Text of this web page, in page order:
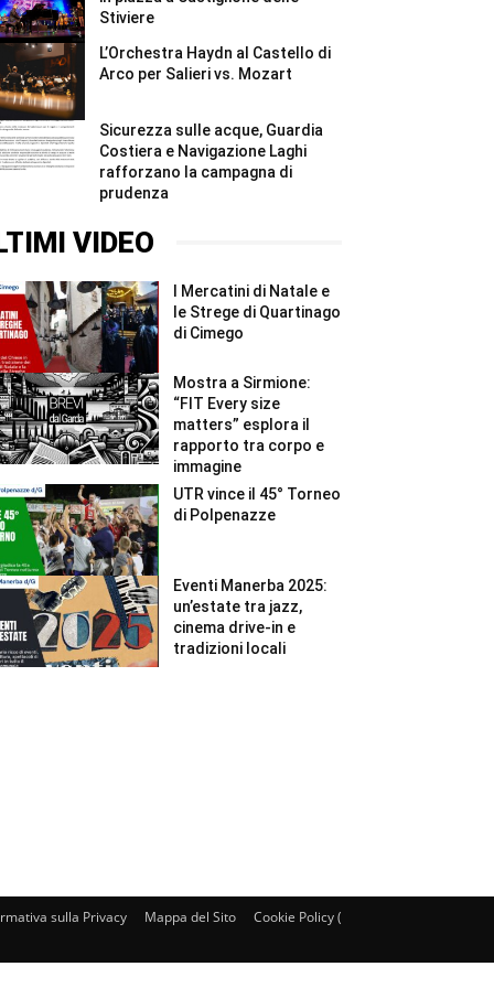
Stiviere
L’Orchestra Haydn al Castello di
Arco per Salieri vs. Mozart
Sicurezza sulle acque, Guardia
Costiera e Navigazione Laghi
rafforzano la campagna di
prudenza
VIDEO
I Mercatini di Natale e
le Strege di Quartinago
di Cimego
Mostra a Sirmione:
“FIT Every size
matters” esplora il
rapporto tra corpo e
immagine
UTR vince il 45° Torneo
di Polpenazze
Eventi Manerba 2025:
un’estate tra jazz,
cinema drive-in e
tradizioni locali
sulla Privacy Mappa del Sito Cookie Policy (UE)